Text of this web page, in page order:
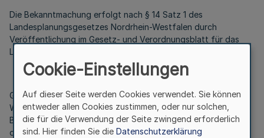
Die Bekanntmachung erfolgt nach § 14 Satz 1 des
Landesplanungsgesetzes Nordrhein-Westfalen durch
Veröffentlichung im Gesetz- und Verordnungsblatt für das
Land Nordrhein-Westfalen.
Gemäß § 14 Satz 3 des Landesplanungsgesetzes Nordrhein-
Westfalen wird die Änderung des Regionalplans bei der
Bezirksregierung Münster (Regionalplanungsbehörde) sowie
dem Kreis Warendorf und der Stadt Sassenberg zur Einsicht
Cookie-Einstellungen
Auf dieser Seite werden Cookies verwendet. Sie können
entweder allen Cookies zustimmen, oder nur solchen,
die für die Verwendung der Seite zwingend erforderlich
sind. Hier finden Sie die Datenschutzerklärung